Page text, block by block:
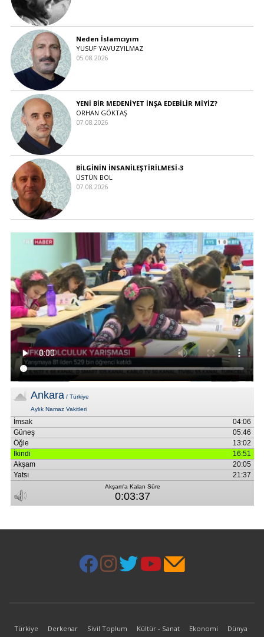
Neden İslamcıyım
YUSUF YAVUZYILMAZ
05.08.2026
YENİ BİR MEDENİYET İNŞA EDEBİLİR MİYİZ?
ORHAN GÖKTAŞ
07.08.2026
BİLGİNİN İNSANİLEŞTİRİLMESİ-3
ÜSTÜN BOL
07.08.2026
Türkiye Derkenar Sivil Toplum Kültür - Sanat Ekonomi Dünya